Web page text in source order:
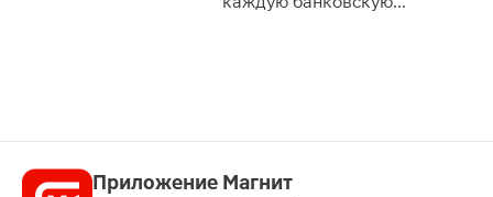
Приложение Магнит